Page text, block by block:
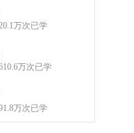
印奇
注与
籍
万次已学
万次已学
万次已学